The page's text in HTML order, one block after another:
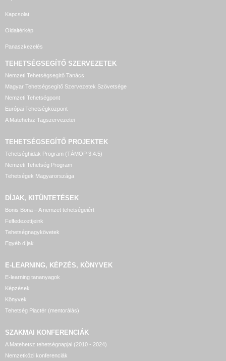
Kapcsolat
Oldaltérkép
Panaszkezelés
TEHETSÉGSEGÍTŐ SZERVEZETEK
Nemzeti Tehetségsegítő Tanács
Magyar Tehetségsegítő Szervezetek Szövetsége
Nemzeti Tehetségpont
Európai Tehetségközpont
A Matehetsz Tagszervezetei
TEHETSÉGSEGÍTŐ PROJEKTEK
Tehetséghidak Program (TÁMOP 3.4.5)
Nemzeti Tehetség Program
Tehetségek Magyarországa
DÍJAK, KITÜNTETÉSEK
Bonis Bona – A nemzet tehetségeiért
Felfedezettjeink
Tehetségnagykövetek
Egyéb díjak
E-LEARNING, KÉPZÉS, KÖNYVEK
E-learning tananyagok
Képzések
Könyvek
Tehetség Piactér (mentorálás)
SZAKMAI KONFERENCIÁK
A Matehetsz tehetségnapjai (2010 - 2024)
Nemzetközi konferenciák